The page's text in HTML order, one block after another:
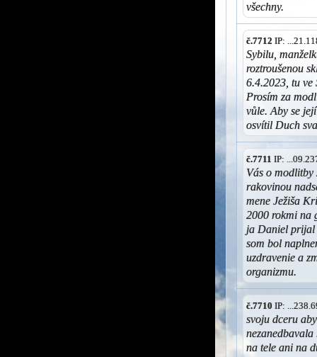
všechny.
č.7712 IP:
Sybilu,
roztroušenou
6.4.2023, tu ve
Prosím za
vůle. Aby se
osvítil Duch
č.7711 IP:
Vás o
rakovinou
mene Ježiša
2000 rokmi na
ja Daniel prijal
som bol
uzdravenie a
organizmu.
č.7710 IP:
svoju dceru
na tele ani na